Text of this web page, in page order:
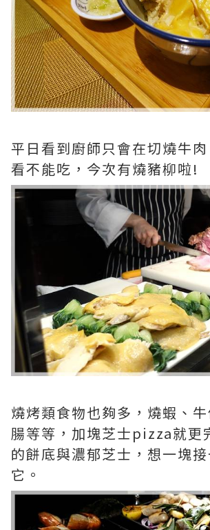
平日看到廚師只會在切燒牛
看不能吃，今次有燒豬柳啦!
燒烤類食物也夠多，燒蝦、
腸等等，加塊芝士pizza就
的餅底與濃郁芝士，想一塊
它。